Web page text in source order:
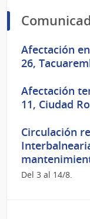
Afectación
26,
Afectación
11, Ciudad
Circulación
Del 3 al 14/8.